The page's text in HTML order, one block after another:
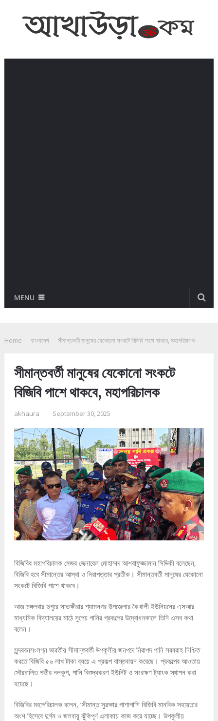
MENU
Home - বাংলাদেশ - সীমান্তবর্তী মানুষের যেকোনো সংকটে বিজিবি পাশে থাকবে, মহাপরিচালক
সীমান্তবর্তী মানুষের যেকোনো সংকটে
বিজিবি পাশে থাকবে, মহাপরিচালক
akhaura September 30, 2025
বিজিবির মহাপরিচালক মেজর জেনারেল মোহাম্মদ আশরাফুজ্জামান সিদ্দিকী বলেছেন,
বিজিবি হবে সীমান্তের আস্থা ও নিরাপত্তার প্রতীক। সীমান্তবর্তী মানুষের যেকোনো
সংকটে বিজিবি পাশে থাকবে।
আজ মঙ্গলবার দুপুরে সাতক্ষীরার শ্যামনগর উপজেলার কৈখালী ইউনিয়নের এসআর
মাধ্যমিক বিদ্যালয়ের মাঠে সুপেয় পানির প্রকল্পের উদ্বোধনকালে তিনি এসব কথা
বলেন।
সুন্দরবনসংলগ্ন ভারতীয় সীমান্তবর্তী উপকূলীয় জনপদে নিরাপদ পানি সরবরাহ নিশ্চিত
করতে বিজিবি ৫৬ লাখ টাকা ব্যয়ে এ প্রকল্প বাস্তবায়ন করেছে। প্রকল্পের আওতায়
সৌরচালিত গভীর নলকূপ, পানি বিশুদ্ধকরণ ইউনিট ও সংরক্ষণ ট্যাংক স্থাপন করা
হয়েছে।
বিজিবির মহাপরিচালক বলেন, ‘সীমান্ত সুরক্ষার পাশাপাশি বিজিবি মানবিক সহায়তার
অংশ হিসেবে দুর্গম ও জলবায়ু ঝুঁকিপূর্ণ এলাকায় কাজ করে যাচ্ছে। উপকূলীয়